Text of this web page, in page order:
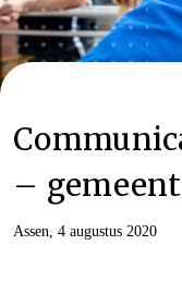
–
Assen, 4 augustus 2020